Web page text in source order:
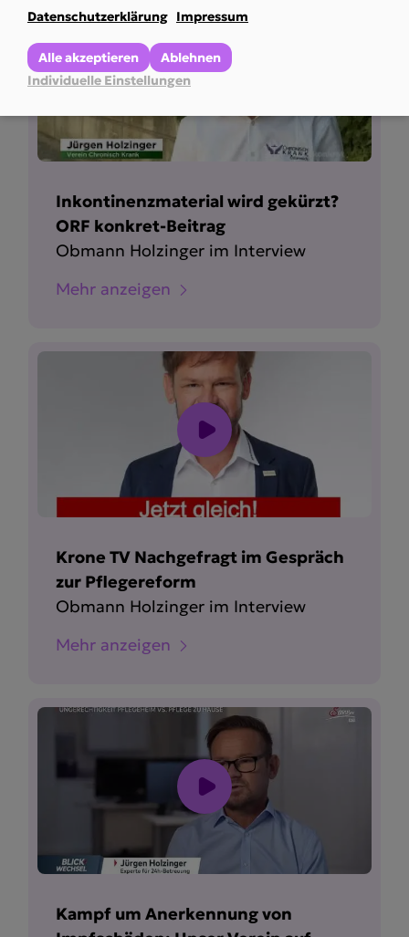
Inkontinenzmaterial wird gekürzt?
ORF konkret-Beitrag
Obmann Holzinger im Interview
Mehr anzeigen
Krone TV Nachgefragt im Gespräch
zur Pflegereform
Obmann Holzinger im Interview
Mehr anzeigen
Kampf um Anerkennung von
Datenschutzerklärung Impressum
Individuelle Einstellungen
Ablehnen
Alle akzeptieren